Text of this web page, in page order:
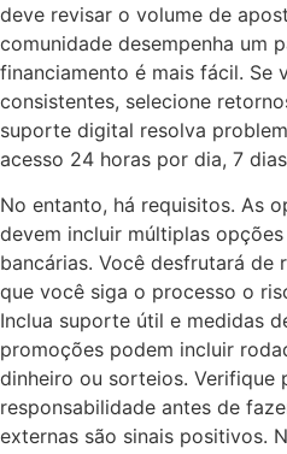
deve revisar o volume de
comunidade desempenha um
financiamento é mais fácil. Se
consistentes, selecione
suporte digital resolva
acesso 24 horas por dia, 7
No entanto, há requisitos. As
devem incluir múltiplas
bancárias. Você desfrutará de
que você siga o processo o
Inclua suporte útil e medidas
promoções podem incluir
dinheiro ou sorteios. Verifique
responsabilidade antes de
externas são sinais positivos.